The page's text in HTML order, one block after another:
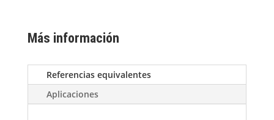
Más información
Referencias equivalentes
Aplicaciones